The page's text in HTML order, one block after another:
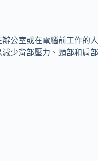
公室或在電腦前工作的人
少背部壓力、頸部和肩部